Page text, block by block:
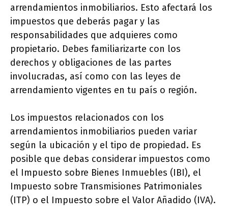
arrendamientos inmobiliarios. Esto afectará los
impuestos que deberás pagar y las
responsabilidades que adquieres como
propietario. Debes familiarizarte con los
derechos y obligaciones de las partes
involucradas, así como con las leyes de
arrendamiento vigentes en tu país o región.
Los impuestos relacionados con los
arrendamientos inmobiliarios pueden variar
según la ubicación y el tipo de propiedad. Es
posible que debas considerar impuestos como
el Impuesto sobre Bienes Inmuebles (IBI), el
Impuesto sobre Transmisiones Patrimoniales
(ITP) o el Impuesto sobre el Valor Añadido (IVA).